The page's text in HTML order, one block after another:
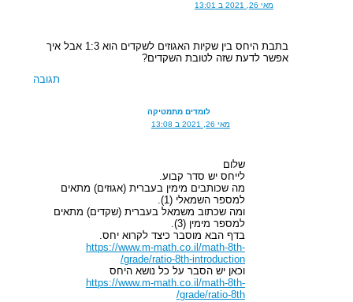
מאי 26, 2021 ב 13:01
בתבת היחס בין שקיות האגוזים לשקדים הוא 1:3 אבל איך
אפשר לדעת שזה לטובת השקדים?
תגובה
לומדים מתמטיקה
מאי 26, 2021 ב 13:08
שלום
לייחס יש סדר קבוע.
מה שכותבים מימין בעברית (אגוזים) מתאים
למספר השמאלי (1).
ומה שכתוב משמאל בעברית (שקדים) מתאים
למספר מימין (3).
בדף הבא מוסבר כיצד לקרוא יחס.
https://www.m-math.co.il/math-8th-
grade/ratio-8th-introduction/
וכאן יש הסבר על כל נושא היחס
https://www.m-math.co.il/math-8th-
grade/ratio-8th/